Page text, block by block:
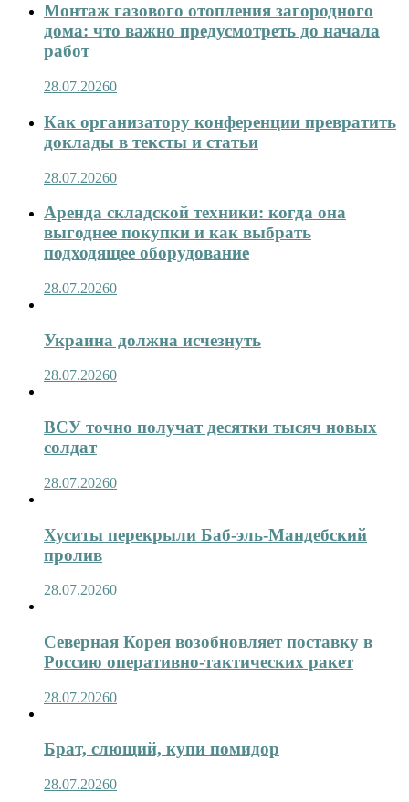
Монтаж газового отопления загородного
дома: что важно предусмотреть до начала
работ
28.07.20260
Как организатору конференции превратить
доклады в тексты и статьи
28.07.20260
Аренда складской техники: когда она
выгоднее покупки и как выбрать
подходящее оборудование
28.07.20260
Украина должна исчезнуть
28.07.20260
ВСУ точно получат десятки тысяч новых
солдат
28.07.20260
Хуситы перекрыли Баб-эль-Мандебский
пролив
28.07.20260
Северная Корея возобновляет поставку в
Россию оперативно-тактических ракет
28.07.20260
Брат, слющий, купи помидор
28.07.20260